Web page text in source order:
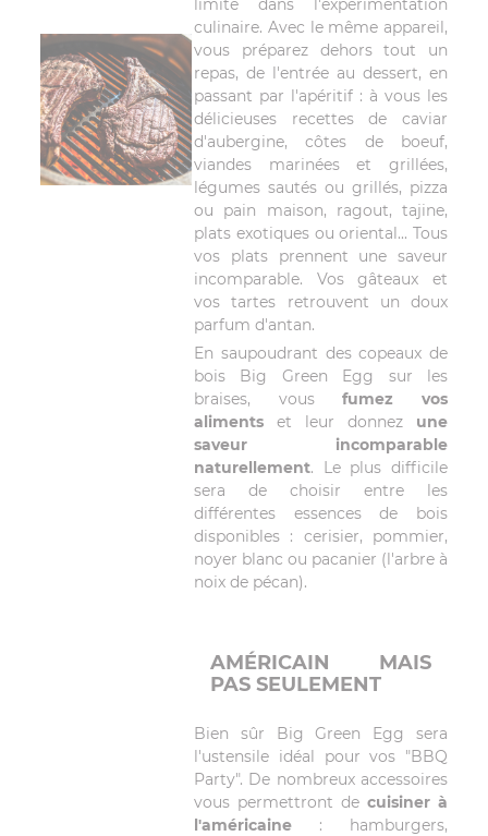
limite dans l'expérimentation
culinaire. Avec le même appareil,
vous préparez dehors tout un
repas, de l'entrée au dessert, en
passant par l'apéritif : à vous les
délicieuses recettes de caviar
d'aubergine, côtes de boeuf,
viandes marinées et grillées,
légumes sautés ou grillés, pizza
ou pain maison, ragout, tajine,
plats exotiques ou oriental... Tous
vos plats prennent une saveur
incomparable. Vos gâteaux et
vos tartes retrouvent un doux
parfum d'antan.
En saupoudrant des copeaux de
bois Big Green Egg sur les
braises, vousfumez vos
aliments et leur donnez une
saveur incomparable
naturellement. Le plus difficile
sera de choisir entre les
différentes essences de bois
disponibles : cerisier, pommier,
noyer blanc ou pacanier (l'arbre à
noix de pécan).
AMÉRICAIN MAIS
PAS SEULEMENT
Bien sûr Big Green Egg sera
l'ustensile idéal pour vos "BBQ
Party". De nombreux accessoires
vous permettront de cuisiner à
l'américaine : hamburgers,